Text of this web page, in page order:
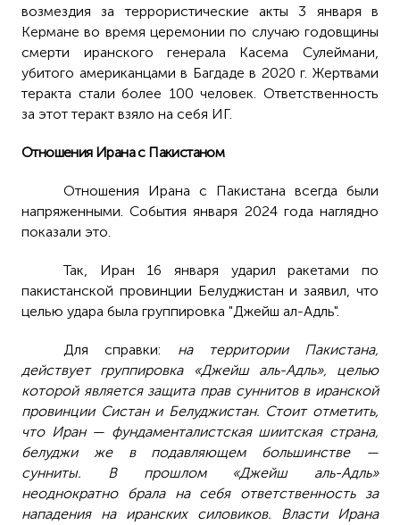
возмездия за террористические акты 3 января в
Кермане во время церемонии по случаю годовщины
смерти иранского генерала Касема Сулеймани,
убитого американцами в Багдаде в 2020 г. Жертвами
теракта стали более 100 человек. Ответственность
за этот теракт взяло на себя ИГ.
Отношения Ирана с Пакистаном
Отношения Ирана с Пакистана всегда были
напряженными. События января 2024 года наглядно
показали это.
Так, Иран 16 января ударил ракетами по
пакистанской провинции Белуджистан и заявил, что
целью удара была группировка "Джейш ал-Адль".
Для справки: на территории Пакистана,
действует группировка «Джейш аль-Адль», целью
которой является защита прав суннитов в иранской
провинции Систан и Белуджистан. Стоит отметить,
что Иран — фундаменталистская шиитская страна,
белуджи же в подавляющем большинстве —
сунниты. В прошлом «Джейш аль-Адль»
неоднократно брала на себя ответственность за
нападения на иранских силовиков. Власти Ирана